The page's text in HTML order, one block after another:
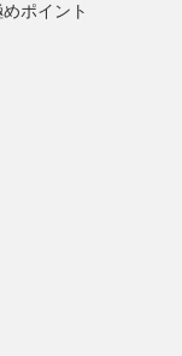
ポイント